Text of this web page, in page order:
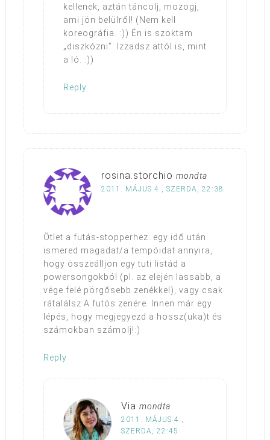
kellenek, aztán táncolj, mozogj,
ami jön belülről! (Nem kell
koreográfia. :)) Én is szoktam
„diszkózni”. Izzadsz attól is, mint
a ló. :))
Reply
rosina.storchio mondta
2011. MÁJUS 4., SZERDA, 22:38
Ötlet a futás-stopperhez: egy idő után
ismered magadat/a tempóidat annyira,
hogy összeálljon egy tuti listád a
powersongokból (pl. az elején lassabb, a
vége felé pörgősebb zenékkel), vagy csak
rátalálsz A futós zenére. Innen már egy
lépés, hogy megjegyezd a hossz(uka)t és
számokban számolj!:)
Reply
Via mondta
2011. MÁJUS 4.,
SZERDA, 22:45